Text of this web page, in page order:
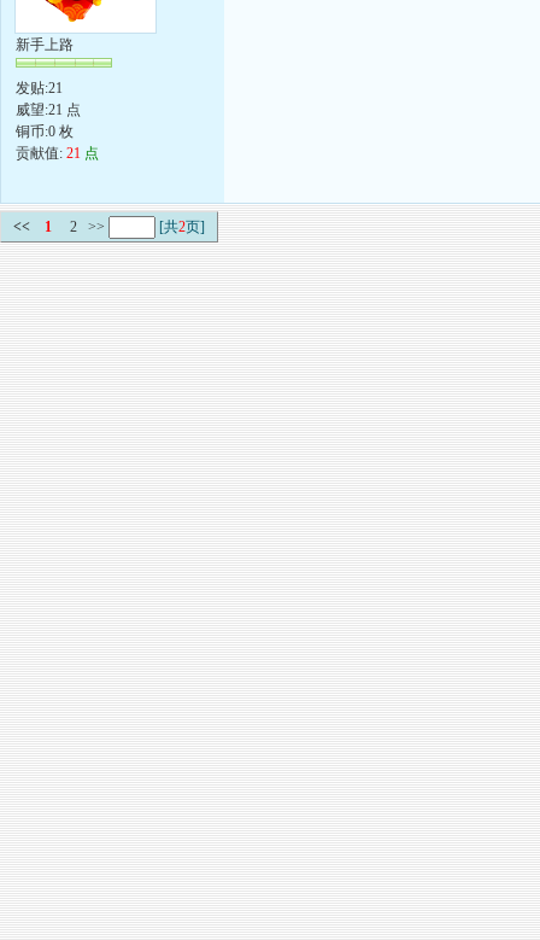
新手上路
发贴:21
威望:21 点
铜币:0 枚
贡献值: 21 点
<< 1 2 >> [共2页]